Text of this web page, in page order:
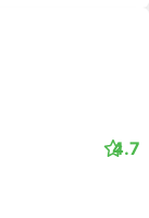
4.7